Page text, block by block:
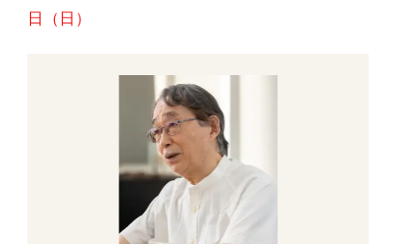
日（日）